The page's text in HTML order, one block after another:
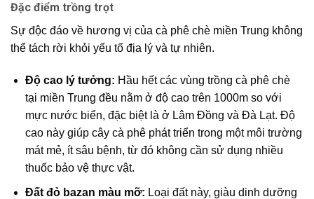
Đặc điểm trồng trọt
Sự độc đáo về hương vị của cà phê chè miền Trung không
thể tách rời khỏi yếu tố địa lý và tự nhiên.
Độ cao lý tưởng: Hầu hết các vùng trồng cà phêchè
tại miền Trung đều nằm ở độ cao trên 1000m so với
mực nước biển, đặc biệt là ở Lâm Đồng và Đà Lạt. Độ
cao này giúp cây cà phê phát triển trong một môi trường
mát mẻ, ít sâu bệnh, từ đó không cần sử dụng nhiều
thuốc bảo vệ thực vật.
Đất đỏ bazan màu mỡ: Loại đất này, giàu dinh dưỡng